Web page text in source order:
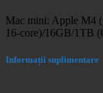
Mac mini: Apple M4
16-core)/16GB/1TB
Informații suplimentare